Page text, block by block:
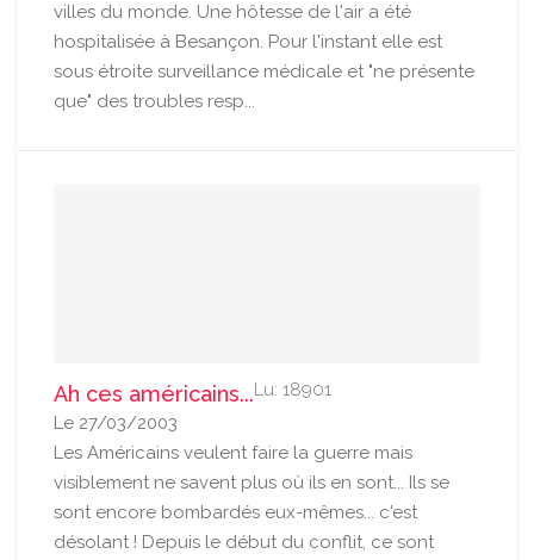
villes du monde. Une hôtesse de l'air a été
hospitalisée à Besançon. Pour l'instant elle est
sous étroite surveillance médicale et "ne présente
que" des troubles resp...
Ah ces américains...Lu: 18901
Le 27/03/2003
Les Américains veulent faire la guerre mais
visiblement ne savent plus où ils en sont... Ils se
sont encore bombardés eux-mêmes... c'est
désolant ! Depuis le début du conflit, ce sont